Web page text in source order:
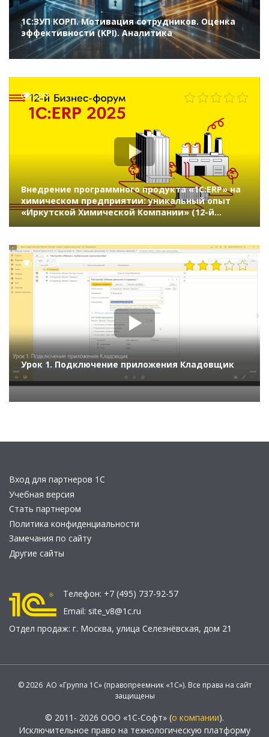
1С:ЗУП КОРП. Мотивация сотрудников. Оценка
эффективности (KPI). Аналитика
231
Внедрение программного продукта «1С:ERP» на
химическом предприятии: уникальный опыт
«Иркутской Химической Компании» (12-й
14334
Урок 1. Подключение приложения Кладовщик
Вход для партнеров 1С
Учебная версия
Стать партнером
Политика конфиденциальности
Замечания по сайту
Другие сайты
Телефон: +7 (495) 737-92-57
Email: site_v8@1c.ru
Отдел продаж: г. Москва, улица Селезнёвская, дом 21
© 2026 АО «Группа 1С» (правопреемник «1С»). Все права на сайт
защищены
© 2011- 2026 ООО «1С-Софт» (о компании).
Исключительное право на технологическую платформу